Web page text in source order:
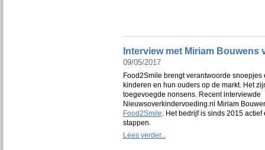
Interview met Miriam Bouwens
09/05/2017
Food2Smile brengt verantwoorde snoepjes
kinderen en hun ouders op de markt. Het
toegevoegde nonsens. Recent interviewde
Nieuwsoverkindervoeding.nl Miriam
Food2Smile. Het bedrijf is sinds 2015 actief
stappen.
Lees verder...